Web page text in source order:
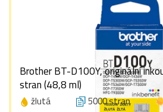
Brother BT-D100Y, originální
stran (48,8 ml)
žlutá 5000 stran